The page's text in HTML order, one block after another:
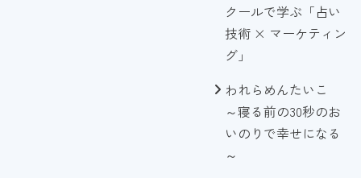
クールで学ぶ「占い
技術 × マーケティン
グ」
われらめんたいこ
～寝る前の30秒のお
いのりで幸せになる
～